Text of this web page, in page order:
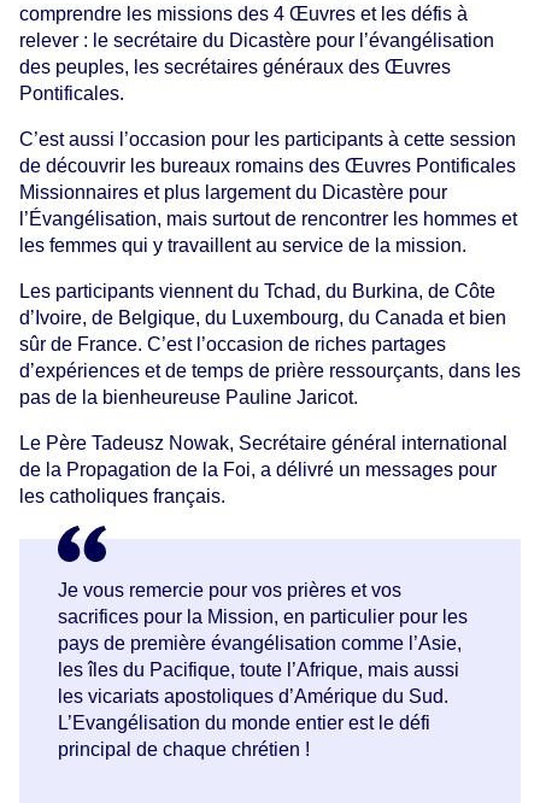
comprendre les missions des 4 Œuvres et les défis à
relever : le secrétaire du Dicastère pour l’évangélisation
des peuples, les secrétaires généraux des Œuvres
Pontificales.
C’est aussi l’occasion pour les participants à cette session
de découvrir les bureaux romains des Œuvres Pontificales
Missionnaires et plus largement du Dicastère pour
l’Évangélisation, mais surtout de rencontrer les hommes et
les femmes qui y travaillent au service de la mission.
Les participants viennent du Tchad, du Burkina, de Côte
d’Ivoire, de Belgique, du Luxembourg, du Canada et bien
sûr de France. C’est l’occasion de riches partages
d’expériences et de temps de prière ressourçants, dans les
pas de la bienheureuse Pauline Jaricot.
Le Père Tadeusz Nowak, Secrétaire général international
de la Propagation de la Foi, a délivré un messages pour
les catholiques français.
Je vous remercie pour vos prières et vos
sacrifices pour la Mission, en particulier pour les
pays de première évangélisation comme l’Asie,
les îles du Pacifique, toute l’Afrique, mais aussi
les vicariats apostoliques d’Amérique du Sud.
L’Evangélisation du monde entier est le défi
principal de chaque chrétien !